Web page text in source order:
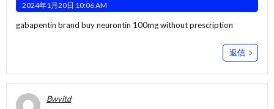
2024年1月20日 10:06 AM
gabapentin brand buy neurontin 100mg without prescription
返信
Bwvitd